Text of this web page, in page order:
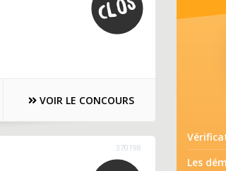
VOIR LE CONCOURS
370198
Les